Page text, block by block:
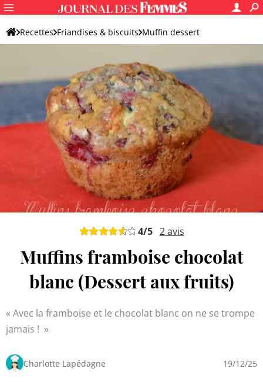
Recettes Friandises & biscuits Muffin dessert
4/5 2avis
Muffins framboise chocolat
blanc (Dessert aux fruits)
Avec la framboise et le chocolat blanc on ne se trompe
jamais !
Charlotte Lapédagne 19/12/25